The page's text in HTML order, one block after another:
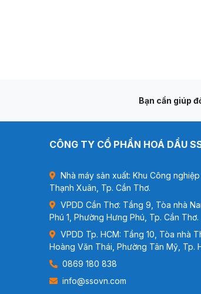
Bạn cần giúp
CÔNG TY CỔ PHẦN HOÁ DẦU
Nhà máy sản xuất: Khu Công
Thạnh Xuân, Tp. Cần Thơ.
VPDD Cần Thơ: Tầng 9, Tòa nhà
Phú 1, Phường Hưng Phú, Tp. Cần Thơ.
VPDD Tp. HCM: Tầng 10, Tòa nhà
Hoàng Văn Thái, Phường Tân Mỹ, Tp.
0869 180 838
info@ssovn.com